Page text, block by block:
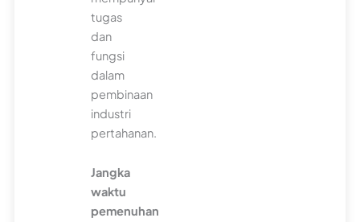
tugas
dan
fungsi
dalam
pembinaan
industri
pertahanan.
Jangka
waktu
pemenuhan